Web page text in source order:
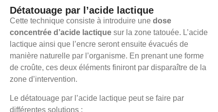
Détatouage par l’acide lactique
Cette technique consiste à introduire une dose
concentrée d’acide lactique sur la zone tatouée. L’acide
lactique ainsi que l’encre seront ensuite évacués de
manière naturelle par l’organisme. En prenant une forme
de croûte, ces deux éléments finiront par disparaître de la
zone d’intervention.
Le détatouage par l’acide lactique peut se faire par
différentes solutions :